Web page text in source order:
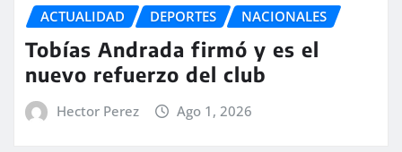
ACTUALIDAD DEPORTES NACIONALES
Tobías Andrada firmó y es el
nuevo refuerzo del club
Hector Perez Ago 1, 2026